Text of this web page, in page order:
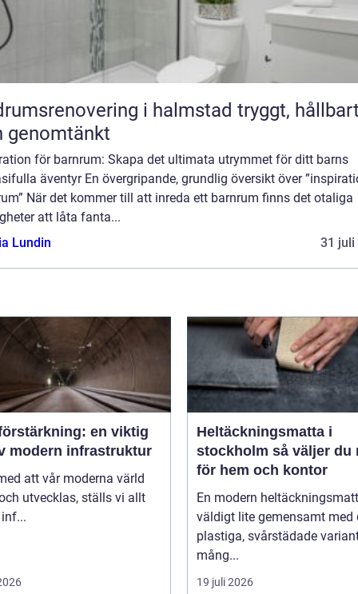
i halmstad tryggt, hållbart
genomtänkt
för barnrum: Skapa det ultimata utrymmet för ditt barns
äventyr En övergripande, grundlig översikt över
När det kommer till att inreda ett barnrum finns det otaliga
att låta fanta...
Lundin
31 juli
en viktig
modern infrastruktur
att vår moderna värld
utvecklas, ställs vi allt
Heltäckningsmatta i
stockholm så väljer du rätt
för hem och kontor
En modern
väldigt lite gemensamt med
plastiga, svårstädade
mång...
19 juli 2026